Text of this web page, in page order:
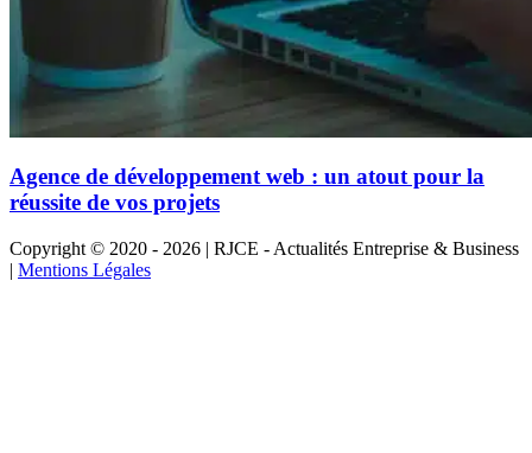
Agence de développement web : un atout pour la
réussite de vos projets
Copyright © 2020 - 2026 | RJCE - Actualités Entreprise & Business
| Mentions Légales